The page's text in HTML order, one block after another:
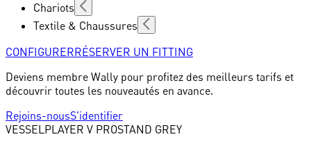
Chariots
Textile & Chaussures
CONFIGURERRÉSERVER UN FITTING
Deviens membre Wally pour profitez des meilleurs tarifs et
découvrir toutes les nouveautés en avance.
Rejoins-nousS'identifier
VESSELPLAYER V PROSTAND GREY